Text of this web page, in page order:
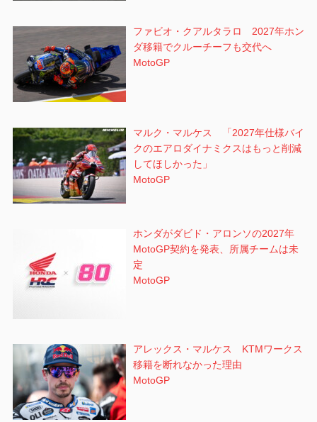
ファビオ・クアルタラロ 2027年ホン
ダ移籍でクルーチーフも交代へ
MotoGP
マルク・マルケス 「2027年仕様バイ
クのエアロダイナミクスはもっと削減
してほしかった」
MotoGP
ホンダがダビド・アロンソの2027年
MotoGP契約を発表、所属チームは未
定
MotoGP
アレックス・マルケス KTMワークス
移籍を断れなかった理由
MotoGP